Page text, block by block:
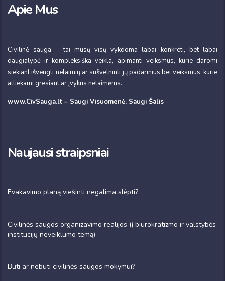
Apie Mus
Civilinė sauga – tai mūsų visų vykdoma labai konkreti, bet labai
daugialypė ir kompleksiška veikla, apimanti veiksmus, kurie daromi
siekiant išvengti nelaimių ar sušvelninti jų padarinius bei veiksmus, kurie
atliekami gresiant ar įvykus nelaimėms.
www.CivSauga.lt – Saugi Visuomenė, Saugi Šalis
Naujausi straipsniai
Evakavimo planą viešinti negalima slėpti?
Civilinės saugos organizavimo realijos (į biurokratizmo ir valstybės
institucijų neveiklumo temą)
Būti ar nebūti civilinės saugos mokymui?